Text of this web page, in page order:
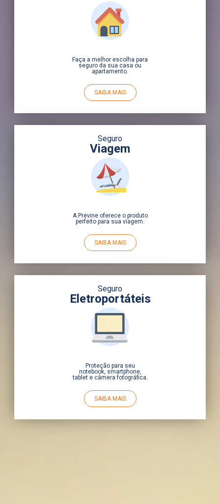
Faça a melhor escolha para
seguro da sua casa ou
apartamento.
SAIBA MAIS
Seguro
Viagem
A Previne oferece o produto
perfeito para sua viagem.
SAIBA MAIS
Seguro
Eletroportáteis
Proteção para seu
notebook, smartphone,
tablet e câmera fotográfica.
SAIBA MAIS